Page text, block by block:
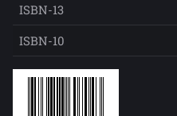
ISBN-13
ISBN-10